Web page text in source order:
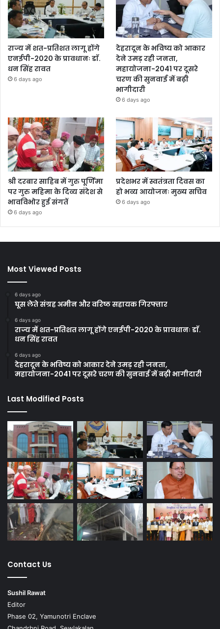
राज्य में शत-प्रतिशत लागू होंगे
एनईपी-2020 के प्रावधानः डाॅ.
धन सिंह रावत
6 days ago
देहरादून के भविष्य को आकार
देने उमड़ रही जनता,
महायोजना-2041 पर दूसरे
चरण की सुनवाई में बढ़ी
भागीदारी
6 days ago
श्री दरबार साहिब में गुरु पूर्णिमा
पर गुरु महिमा के दिव्य संदेश से
भावविभोर हुई संगतें
6 days ago
प्रदेशभर में स्वतंत्रता दिवस का
हो भव्य आयोजनः मुख्य सचिव
6 days ago
Most Viewed Posts
6 days ago
घूस लेते संग्रह अमीन और वरिष्ठ सहायक गिरफ्तार
6 days ago
राज्य में शत-प्रतिशत लागू होंगे एनईपी-2020 के प्रावधानः डाॅ.
धन सिंह रावत
6 days ago
देहरादून के भविष्य को आकार देने उमड़ रही जनता,
महायोजना-2041 पर दूसरे चरण की सुनवाई में बढ़ी भागीदारी
Last Modified Posts
Contact Us
Sushil Rawat
Editor
Phase 02, Yamunotri Enclave